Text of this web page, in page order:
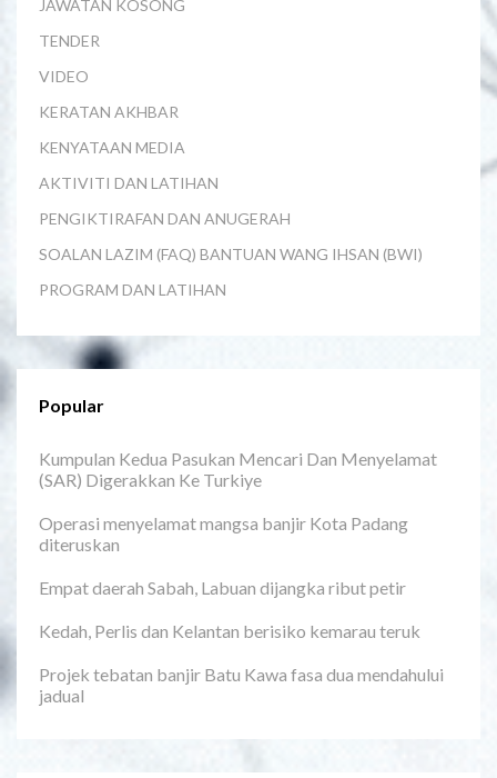
JAWATAN KOSONG
TENDER
VIDEO
KERATAN AKHBAR
KENYATAAN MEDIA
AKTIVITI DAN LATIHAN
PENGIKTIRAFAN DAN ANUGERAH
SOALAN LAZIM (FAQ) BANTUAN WANG IHSAN (BWI)
PROGRAM DAN LATIHAN
Popular
Kumpulan Kedua Pasukan Mencari Dan Menyelamat
(SAR) Digerakkan Ke Turkiye
Operasi menyelamat mangsa banjir Kota Padang
diteruskan
Empat daerah Sabah, Labuan dijangka ribut petir
Kedah, Perlis dan Kelantan berisiko kemarau teruk
Projek tebatan banjir Batu Kawa fasa dua mendahului
jadual